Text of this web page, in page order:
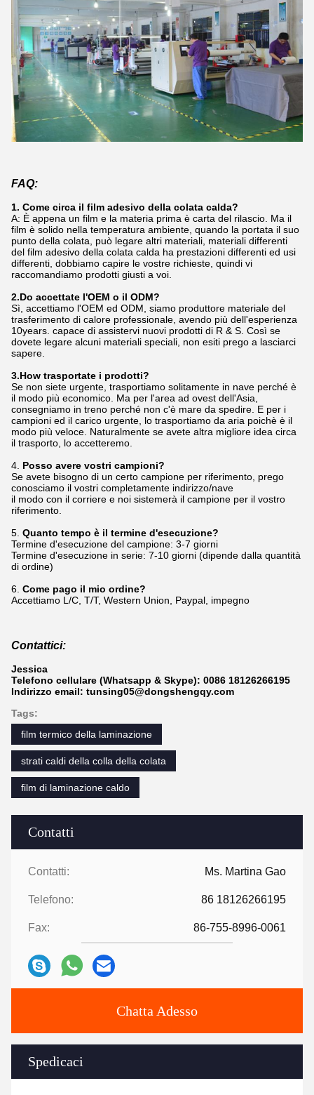
Contatti
Contatti: Ms. Martina Gao
Telefono: 86 18126266195
Fax: 86-755-8996-0061
Chatta Adesso
Spedicaci
FAQ:
1. Come circa il film adesivo della colata calda?
A: È appena un film e la materia prima è carta del rilascio. Ma il
film è solido nella temperatura ambiente, quando la portata il suo
punto della colata, può legare altri materiali, materiali differenti
del film adesivo della colata calda ha prestazioni differenti ed usi
differenti, dobbiamo capire le vostre richieste, quindi vi
raccomandiamo prodotti giusti a voi.
2.Do accettate l'OEM o il ODM?
Sì, accettiamo l'OEM ed ODM, siamo produttore materiale del
trasferimento di calore professionale, avendo più dell'esperienza
10years. capace di assistervi nuovi prodotti di R & S. Così se
dovete legare alcuni materiali speciali, non esiti prego a lasciarci
sapere.
3.How trasportate i prodotti?
Se non siete urgente, trasportiamo solitamente in nave perché è
il modo più economico. Ma per l'area ad ovest dell'Asia,
consegniamo in treno perché non c'è mare da spedire. E per i
campioni ed il carico urgente, lo trasportiamo da aria poichè è il
modo più veloce. Naturalmente se avete altra migliore idea circa
il trasporto, lo accetteremo.
4. Posso avere vostri campioni?
Se avete bisogno di un certo campione per riferimento, prego
conosciamo il vostri completamente indirizzo/nave
il modo con il corriere e noi sistemerà il campione per il vostro
riferimento.
5. Quanto tempo è il termine d'esecuzione?
Termine d'esecuzione del campione: 3-7 giorni
Termine d'esecuzione in serie: 7-10 giorni (dipende dalla quantità
di ordine)
6. Come pago il mio ordine?
Accettiamo L/C, T/T, Western Union, Paypal, impegno
Contattici:
Jessica
Telefono cellulare (Whatsapp & Skype): 0086 18126266195
Indirizzo email: tunsing05@dongshengqy.com
Tags:
film termico della laminazione
strati caldi della colla della colata
film di laminazione caldo